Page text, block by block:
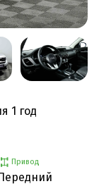
1 год
Привод
Передний